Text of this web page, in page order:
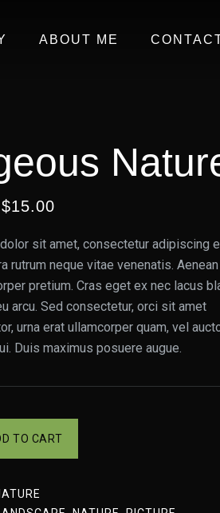
ABOUT ME
$15.00
sit amet, consectetur adipiscing
rutrum neque vitae venenatis. Aenean
pretium. Cras eget ex nec lacus
arcu. Sed consectetur, orci sit amet
urna erat ullamcorper quam, vel
Duis maximus posuere augue.
TO CART